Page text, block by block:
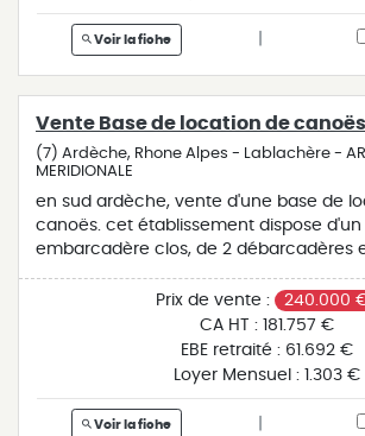
Voir la fiche
Vente Base de location de canoës
(7) Ardèche, Rhone Alpes - Lablachère -
MERIDIONALE
en sud ardèche, vente d'une base de
canoës. cet établissement dispose d'un
embarcadère clos, de 2 débarcadères
entreprise est vendue avec une
gilets, pagaies , casques et bidons
que 5 véhicules et quatre remorques
cette activité. affaire rare sur le secteur
Prix de vente :
240.000
CA HT : 181.757 €
EBE retraité : 61.692 €
Loyer Mensuel : 1.303 €
Voir la fiche